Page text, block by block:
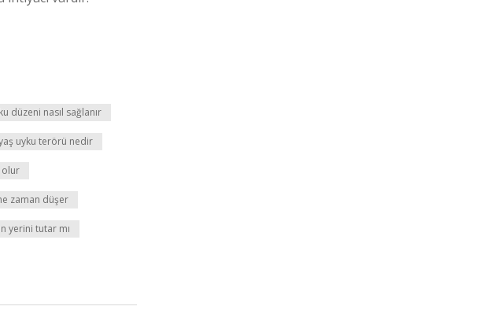
düzeni nasıl sağlanır
uyku terörü nedir
olur
zaman düşer
yerini tutar mı